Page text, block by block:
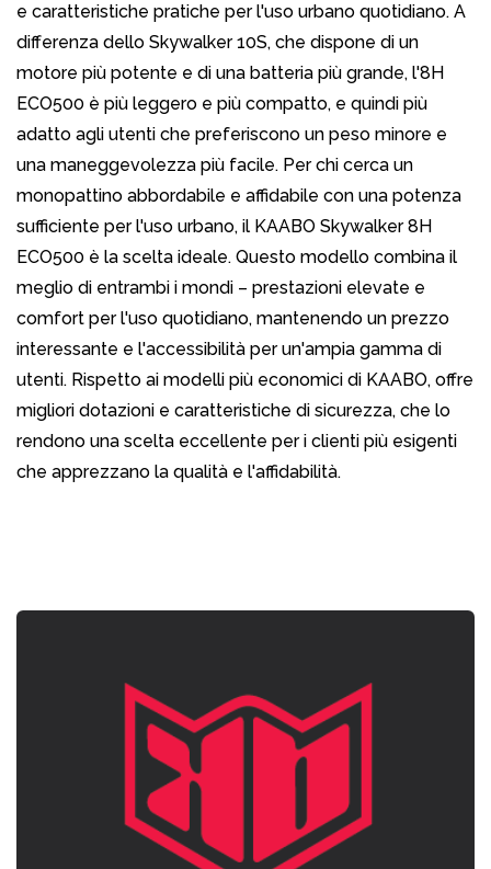
e caratteristiche pratiche per l'uso urbano quotidiano. A
differenza dello Skywalker 10S, che dispone di un
motore più potente e di una batteria più grande, l'8H
ECO500 è più leggero e più compatto, e quindi più
adatto agli utenti che preferiscono un peso minore e
una maneggevolezza più facile. Per chi cerca un
monopattino abbordabile e affidabile con una potenza
sufficiente per l'uso urbano, il KAABO Skywalker 8H
ECO500 è la scelta ideale. Questo modello combina il
meglio di entrambi i mondi – prestazioni elevate e
comfort per l'uso quotidiano, mantenendo un prezzo
interessante e l'accessibilità per un'ampia gamma di
utenti. Rispetto ai modelli più economici di KAABO, offre
migliori dotazioni e caratteristiche di sicurezza, che lo
rendono una scelta eccellente per i clienti più esigenti
che apprezzano la qualità e l'affidabilità.